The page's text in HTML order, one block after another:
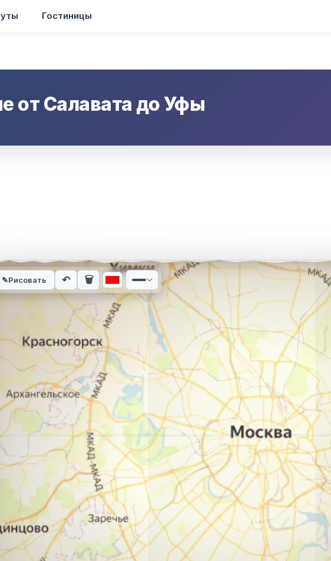
Гостиницы
от Салавата доУфы
карта автомобильного маршрута из города Салават в город Уфа.
✎Рисовать ↶ 🗑